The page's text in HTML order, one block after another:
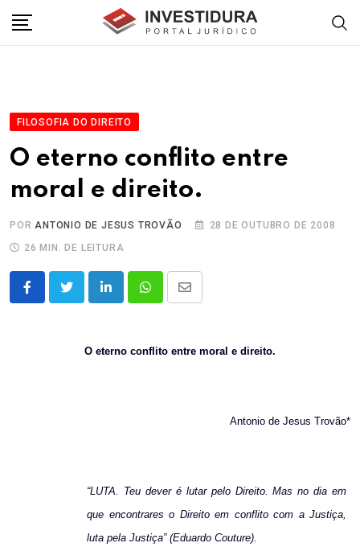
FILOSOFIA DO DIREITO
O eterno conflito entre
moral e direito.
PORANTONIO DE JESUS TROVÃO
28 DE OUTUBRO DE 2008
26 MIN. DE LEITURA
LinkedInWhatsappShare
O eterno conflito entre moral e direito.
Antonio de Jesus Trovão*
“LUTA. Teu dever é lutar pelo Direito. Mas no dia em
que encontrares o Direito em conflito com a Justiça,
luta pela Justiça”(Eduardo Couture).